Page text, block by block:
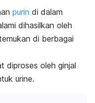
purin di dalam
dihasilkan oleh
di berbagai
diproses oleh ginjal
urine.